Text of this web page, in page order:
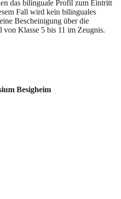
das bilinguale Profil zum Eintritt
Fall wird kein bilinguales
Bescheinigung über die
Klasse 5 bis 11 im Zeugnis.
Besigheim